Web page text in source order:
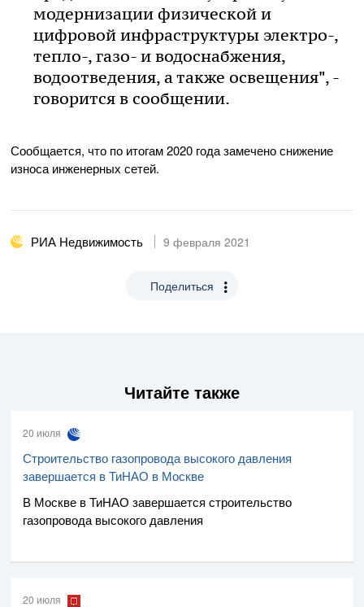
модернизации физической и
цифровой инфраструктуры электро-,
тепло-, газо- и водоснабжения,
водоотведения, а также освещения", -
говорится в сообщении.
Сообщается, что по итогам 2020 года замечено снижение
износа инженерных сетей.
РИА Недвижимость 9 февраля 2021
Поделиться
Читайте также
20 июля
Строительство газопровода высокого давления
завершается в ТиНАО в Москве
В Москве в ТиНАО завершается строительство
газопровода высокого давления
20 июля